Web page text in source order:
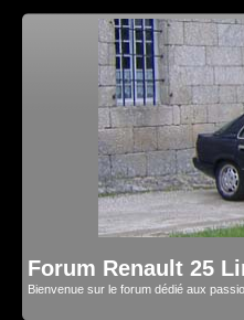
Forum Renault 25
Bienvenue sur le forum dédié aux